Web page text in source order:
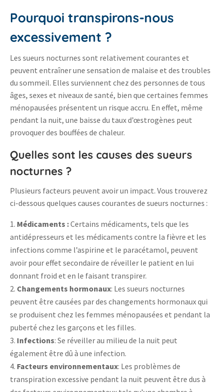
Pourquoi transpirons-nous
excessivement ?
Les sueurs nocturnes sont relativement courantes et
peuvent entraîner une sensation de malaise et des troubles
du sommeil. Elles surviennent chez des personnes de tous
âges, sexes et niveaux de santé, bien que certaines femmes
ménopausées présentent un risque accru. En effet, même
pendant la nuit, une baisse du taux d’œstrogènes peut
provoquer des bouffées de chaleur.
Quelles sont les causes des sueurs
nocturnes ?
Plusieurs facteurs peuvent avoir un impact. Vous trouverez
ci-dessous quelques causes courantes de sueurs nocturnes :
Médicaments :Certains médicaments, tels que les
antidépresseurs et les médicaments contre la fièvre et les
infections comme l’aspirine et le paracétamol, peuvent
avoir pour effet secondaire de réveiller le patient en lui
donnant froid et en le faisant transpirer.
Changements hormonaux: Les sueurs nocturnes
peuvent être causées par des changements hormonaux qui
se produisent chez les femmes ménopausées et pendant la
puberté chez les garçons et les filles.
Infections: Se réveiller au milieu de la nuit peut
également être dû à une infection.
Facteurs environnementaux: Les problèmes de
transpiration excessive pendant la nuit peuvent être dus à